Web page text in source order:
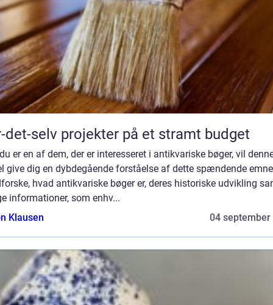
det-selv projekter på et stramt budget
er en af dem, der er interesseret i antikvariske bøger, vil
give dig en dybdegående forståelse af dette spændende
hvad antikvariske bøger er, deres historiske udvikling
informationer, som enhv...
Klausen
04 september